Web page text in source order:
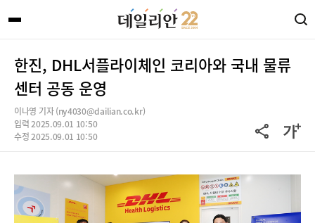
한진, DHL서플라이체인 코리아와 국내 물류
센터 공동 운영
이나영 기자 (ny4030@dailian.co.kr)
입력 2025.09.01 10:50
수정 2025.09.01 10:50